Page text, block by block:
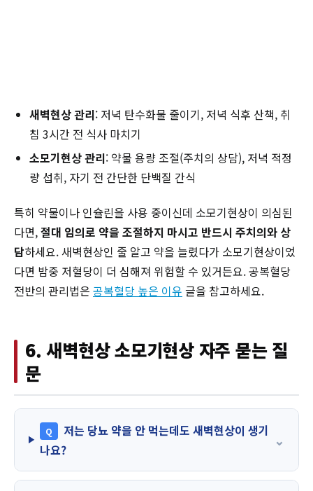
새벽현상 관리: 저녁 탄수화물 줄이기, 저녁 식후 산책, 취
침 3시간 전 식사 마치기
소모기현상 관리: 약물 용량 조절(주치의 상담), 저녁 적정
량 섭취, 자기 전 간단한 단백질 간식
특히 약물이나 인슐린을 사용 중이신데 소모기현상이 의심된
다면,절대 임의로 약을 조절하지 마시고 반드시 주치의와 상
담하세요. 새벽현상인 줄 알고 약을 늘렸다가 소모기현상이었
다면 밤중 저혈당이 더 심해져 위험할 수 있거든요. 공복혈당
전반의 관리법은 공복혈당 높은 이유 글을 참고하세요.
6. 새벽현상 소모기현상 자주 묻는 질
문
Q
저는 당뇨 약을 안 먹는데도 새벽현상이 생기
나요?
⌄